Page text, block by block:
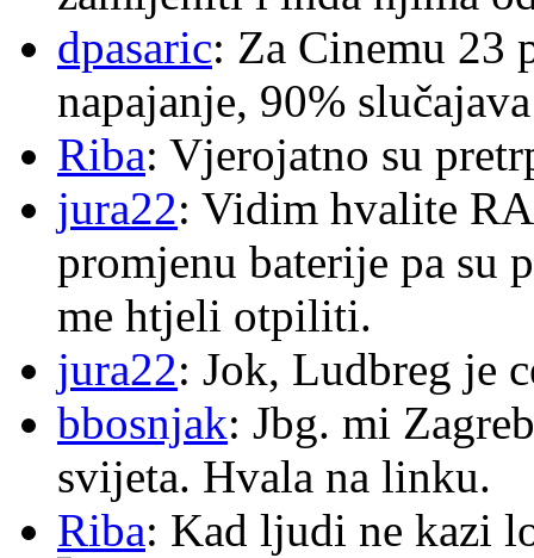
dpasaric: Za Cinemu 23
napajanje, 90%
Riba: Vjerojatno su
jura22: Vidim hvalite
promjenu baterije pa su
me htjeli otpiliti.
jura22: Jok, Ludbreg je
bbosnjak: Jbg. mi
svijeta. Hvala na linku.
Riba: Kad ljudi ne kazi